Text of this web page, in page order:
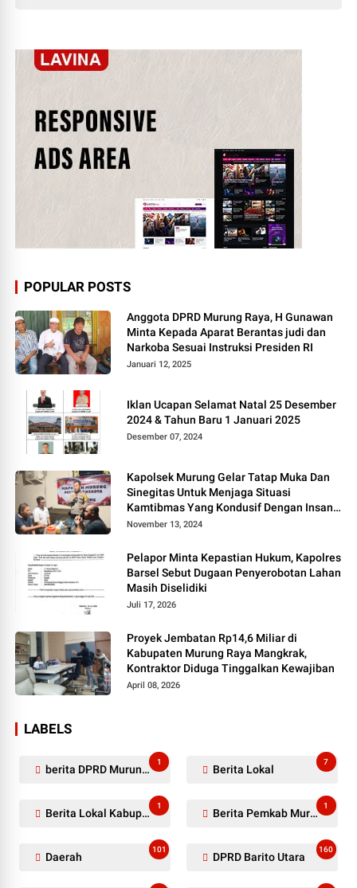
POPULAR POSTS
Anggota DPRD Murung Raya, H Gunawan
Minta Kepada Aparat Berantas judi dan
Narkoba Sesuai Instruksi Presiden RI
Januari 12, 2025
Iklan Ucapan Selamat Natal 25 Desember
2024 & Tahun Baru 1 Januari 2025
Desember 07, 2024
Kapolsek Murung Gelar Tatap Muka Dan
Sinegitas Untuk Menjaga Situasi
Kamtibmas Yang Kondusif Dengan Insan
Pers
November 13, 2024
Pelapor Minta Kepastian Hukum, Kapolres
Barsel Sebut Dugaan Penyerobotan Lahan
Masih Diselidiki
Juli 17, 2026
Proyek Jembatan Rp14,6 Miliar di
Kabupaten Murung Raya Mangkrak,
Kontraktor Diduga Tinggalkan Kewajiban
April 08, 2026
LABELS
berita DPRD Murung Raya
1
Berita Lokal
7
Berita Lokal Kabupaten Barito Utara
1
Berita Pemkab Murung Raya
1
Daerah
101
DPRD Barito Utara
160